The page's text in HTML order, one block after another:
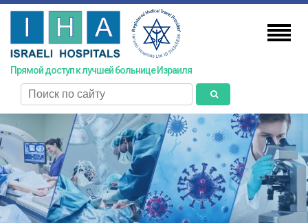
Skip
main
content
Прямой доступ к лучшей больнице Израиля
поиск